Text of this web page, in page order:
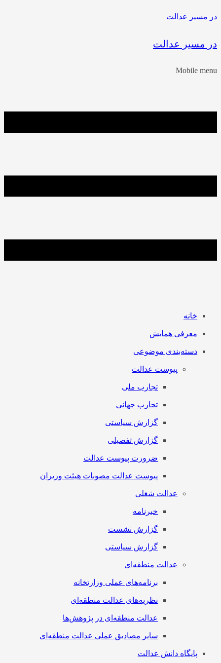
در مسیر عدالت
در مسیر عدالت
Mobile menu
خانه
معرفی همایش
دسته‌بندی موضوعی
پیوست عدالت
تجارب ملی
تجارب جهانی
گزارش سیاستی
گزارش تفصیلی
ضرورت پیوست عدالت
پیوست عدالت مصوبات هیئت وزیران
عدالت شغلی
خبرنامه
گزارش نشست
گزارش سیاستی
عدالت منطقه‌ای
برنامه‌های عملی وزارتخانه
نظریه‌های عدالت منطقه‌ای
عدالت منطقه‌ای در پژوهش‌ها
سایر مصادیق عملی عدالت منطقه‌ای
پایگاه دانش عدالت